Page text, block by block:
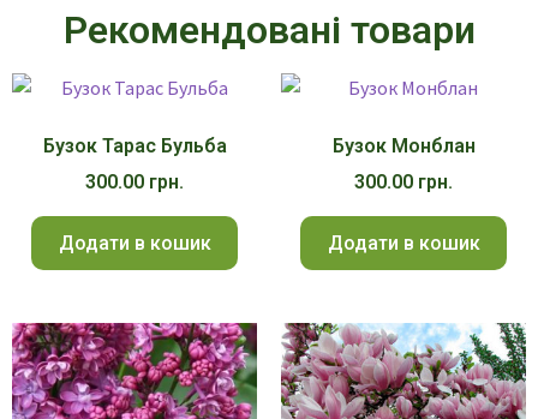
Рекомендовані товари
Бузок Тарас Бульба
300.00 грн.
Додати в кошик
Бузок Монблан
300.00 грн.
Додати в кошик